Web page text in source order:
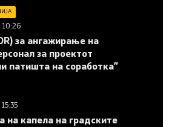
10:26
за ангажирање на
за проектот
патишта на соработка”
15:35
на капела на градските